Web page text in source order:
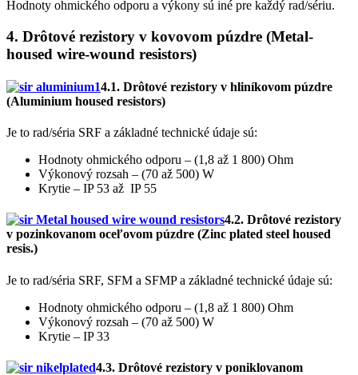
Hodnoty ohmického odporu a výkony sú iné pre každý rad/sériu.
4. Drôtové rezistory v kovovom púzdre (Metal-
housed wire-wound resistors)
4.1. Drôtové rezistory v hliníkovom púzdre
(Aluminium housed resistors)
Je to rad/séria SRF a základné technické údaje sú:
Hodnoty ohmického odporu – (1,8 až 1 800) Ohm
Výkonový rozsah – (70 až 500) W
Krytie – IP 53 až IP 55
4.2. Drôtové rezistory
v pozinkovanom oceľovom púzdre (Zinc plated steel housed
resis.)
Je to rad/séria SRF, SFM a SFMP a základné technické údaje sú:
Hodnoty ohmického odporu – (1,8 až 1 800) Ohm
Výkonový rozsah – (70 až 500) W
Krytie – IP 33
4.3. Drôtové rezistory v poniklovanom